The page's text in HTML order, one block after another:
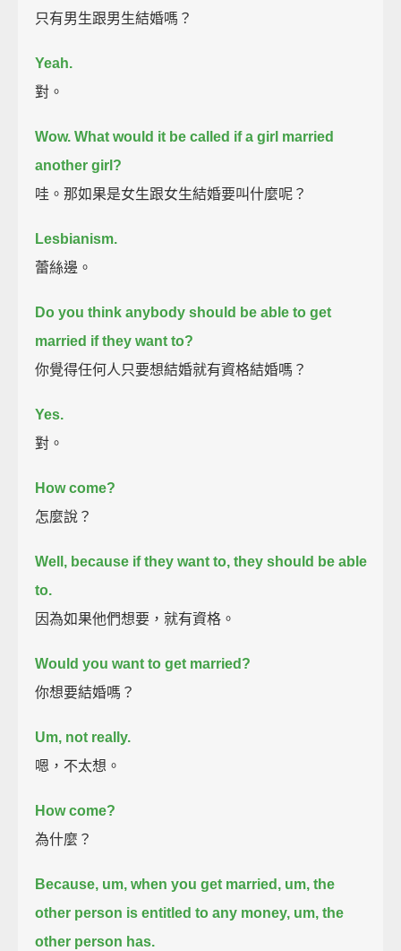
只有男生跟男生結婚嗎？
Yeah.
對。
Wow. What would it be called if a girl married
another girl?
哇。那如果是女生跟女生結婚要叫什麼呢？
Lesbianism.
蕾絲邊。
Do you think anybody should be able to get
married if they want to?
你覺得任何人只要想結婚就有資格結婚嗎？
Yes.
對。
How come?
怎麼說？
Well, because if they want to, they should be able
to.
因為如果他們想要，就有資格。
Would you want to get married?
你想要結婚嗎？
Um, not really.
嗯，不太想。
How come?
為什麼？
Because, um, when you get married, um, the
other person is entitled to any money, um, the
other person has.